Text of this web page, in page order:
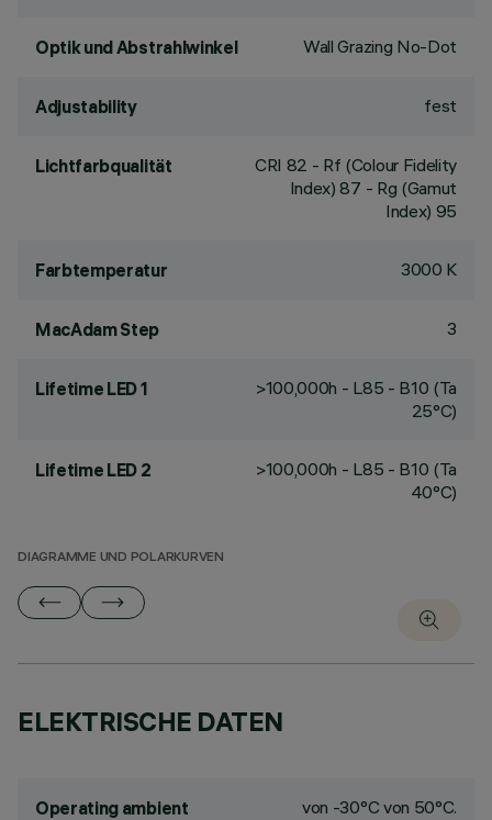
Optik und Abstrahlwinkel Wall Grazing No-Dot
Adjustability fest
Lichtfarbqualität CRI 82 - Rf (Colour Fidelity
Index) 87 - Rg (Gamut
Index) 95
Farbtemperatur 3000 K
MacAdam Step 3
Lifetime LED 1
>100,000h - L85 - B10 (Ta
25°C)
Lifetime LED 2
>100,000h - L85 - B10 (Ta
40°C)
DIAGRAMME UND POLARKURVEN
ELEKTRISCHE DATEN
Operating ambient
von -30°C von 50°C.